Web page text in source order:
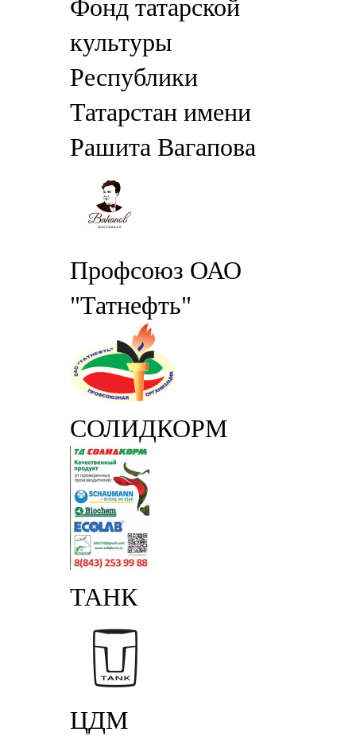
Фонд татарской
культуры
Республики
Татарстан имени
Рашита Вагапова
Профсоюз ОАО
"Татнефть"
СОЛИДКОРМ
ТАНК
ЦДМ